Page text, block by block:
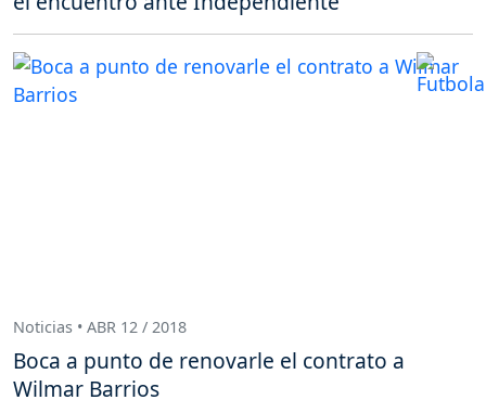
Noticias • ABR 12 / 2018
Boca a punto de renovarle el contrato a
Wilmar Barrios